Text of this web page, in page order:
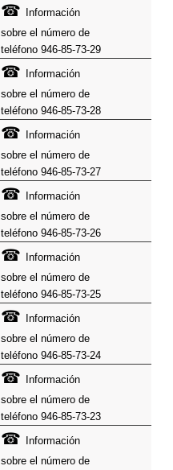
☎ Información
sobre el número de
teléfono 946-85-73-29
☎ Información
sobre el número de
teléfono 946-85-73-28
☎ Información
sobre el número de
teléfono 946-85-73-27
☎ Información
sobre el número de
teléfono 946-85-73-26
☎ Información
sobre el número de
teléfono 946-85-73-25
☎ Información
sobre el número de
teléfono 946-85-73-24
☎ Información
sobre el número de
teléfono 946-85-73-23
☎ Información
sobre el número de